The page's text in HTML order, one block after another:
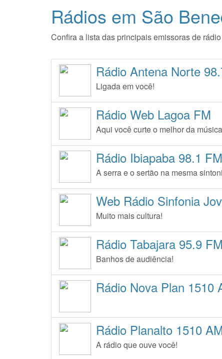
Rádios em São
Confira a lista das principais emissoras de
Rádio Antena Norte
Ligada em você!
Rádio Web Lagoa FM
Aqui você curte o melhor da música
Rádio Ibiapaba 98.1 FM
A serra e o sertão na mesma
Web Rádio Sinfonia
Muito mais cultura!
Rádio Tabajara 95.9 FM
Banhos de audiência!
Rádio Nova Plan 1510
Rádio Planalto 1510
A rádio que ouve você!